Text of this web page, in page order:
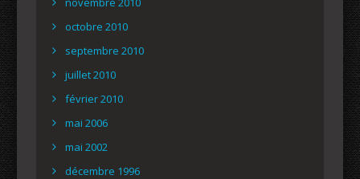
octobre 2010
septembre 2010
juillet 2010
février 2010
mai 2006
mai 2002
décembre 1996